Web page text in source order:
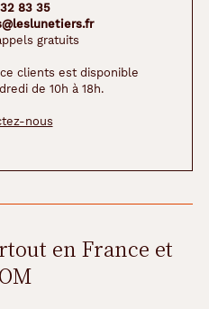
83 35
gratuits
clients est disponible
de 10h à 18h.
nous
en France et